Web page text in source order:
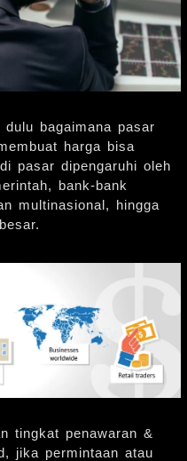
bagaimana pasar
harga bisa
pasar dipengaruhi oleh
bank-bank
multinasional, hingga
tingkat penawaran &
jika permintaan atau